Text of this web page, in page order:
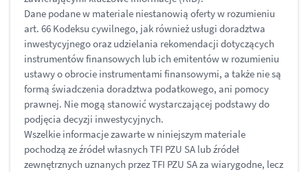
Dane podane w materiale niestanowią oferty w rozumieniu
art. 66 Kodeksu cywilnego, jak również usługi doradztwa
inwestycyjnego oraz udzielania rekomendacji dotyczących
instrumentów finansowych lub ich emitentów w rozumieniu
ustawy o obrocie instrumentami finansowymi, a także nie są
formą świadczenia doradztwa podatkowego, ani pomocy
prawnej. Nie mogą stanowić wystarczającej podstawy do
podjęcia decyzji inwestycyjnych.
Wszelkie informacje zawarte w niniejszym materiale
pochodzą ze źródeł własnych TFI PZU SA lub źródeł
zewnętrznych uznanych przez TFI PZU SA za wiarygodne, lecz